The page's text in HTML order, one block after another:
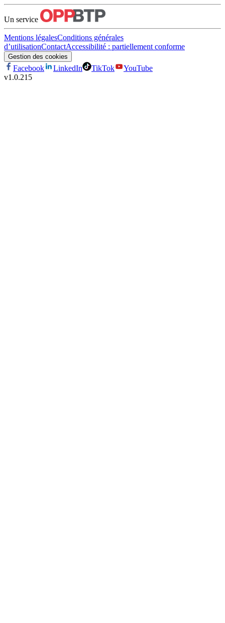
Un service
Mentions légalesConditions générales
d’utilisationContactAccessibilité : partiellement conforme
Gestion des cookies
Facebook LinkedIn TikTok
YouTube
v1.0.215